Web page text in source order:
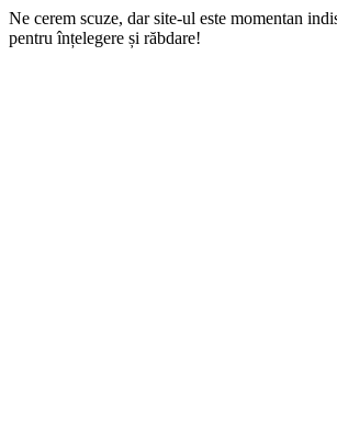
Ne cerem scuze, dar site-ul este momentan
pentru înțelegere și răbdare!